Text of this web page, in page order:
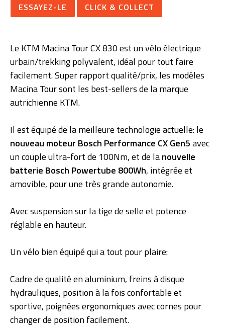
ESSAYEZ-LE CLICK & COLLECT
Le KTM Macina Tour CX 830 est un vélo électrique
urbain/trekking polyvalent, idéal pour tout faire
facilement. Super rapport qualité/prix, les modèles
Macina Tour sont les best-sellers de la marque
autrichienne KTM.
Il est équipé de la meilleure technologie actuelle: le
nouveau moteur Bosch Performance CX Gen5avec
un couple ultra-fort de 100Nm, et de lanouvelle
batterie Bosch Powertube 800Wh, intégrée et
amovible, pour une très grande autonomie.
Avec suspension sur la tige de selle et potence
réglable en hauteur.
Un vélo bien équipé qui a tout pour plaire:
Cadre de qualité en aluminium, freins à disque
hydrauliques, position à la fois confortable et
sportive, poignées ergonomiques avec cornes pour
changer de position facilement.